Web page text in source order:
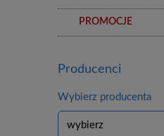
PROMOCJE
Producenci
Wybierz producenta